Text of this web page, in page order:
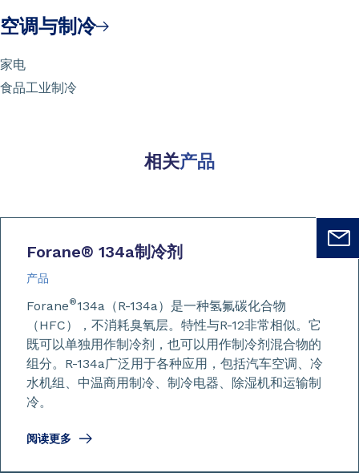
空调与制冷
家电
食品工业制冷
相关产品
Forane® 134a制冷剂
产品
Forane®134a（R-134a）是一种氢氟碳化合物
（HFC），不消耗臭氧层。特性与R-12非常相似。它
既可以单独用作制冷剂，也可以用作制冷剂混合物的
组分。R-134a广泛用于各种应用，包括汽车空调、冷
水机组、中温商用制冷、制冷电器、除湿机和运输制
冷。
阅读更多